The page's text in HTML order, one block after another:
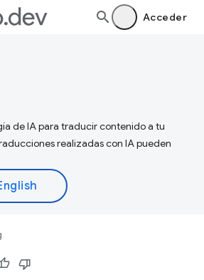
Acceder
de IA para traducir contenido a tu
realizadas con IA pueden